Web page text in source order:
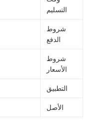
التسليم
شروط
شروط
الأسعار
التطبيق
الأصل